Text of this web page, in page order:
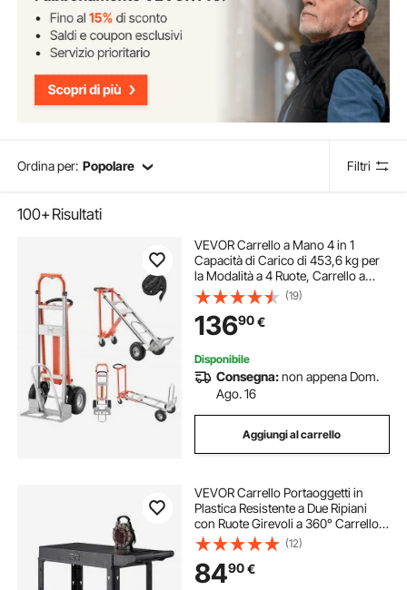
Ordina per: Popolare Filtri
100+Risultati
VEVOR Carrello a Mano 4 in 1
Capacità di Carico di 453,6 kg per
la Modalità a 4 Ruote, Carrello a
Mano Convertibile con Maniglia e
Ruote Antiscivolo per Traslochi di
Casa, Ufficio, Magazzino
(19)
13690€
Disponibile
Consegna:non appena Dom.
Ago. 16
Aggiungi al carrello
VEVOR Carrello Portaoggetti in
Plastica Resistente a Due Ripiani
con Ruote Girevoli a 360° Carrello
di Servizio da 795 x 450 mm
Capacità di Carico di 250 kg Adatto
per Magazzino, Garage, Pulizia
(12)
8490€